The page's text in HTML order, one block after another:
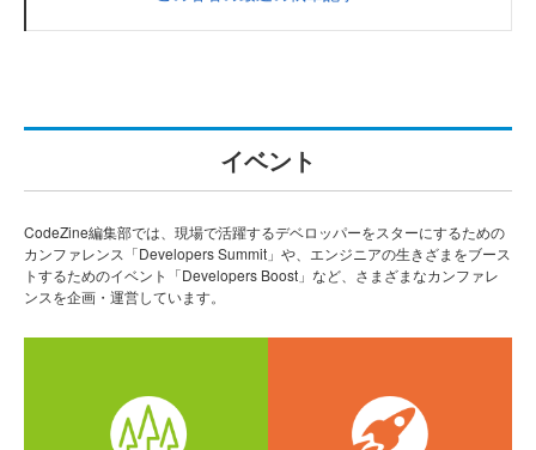
イベント
CodeZine編集部では、現場で活躍するデベロッパーをスターにするための
カンファレンス「Developers Summit」や、エンジニアの生きざまをブース
トするためのイベント「Developers Boost」など、さまざまなカンファレ
ンスを企画・運営しています。